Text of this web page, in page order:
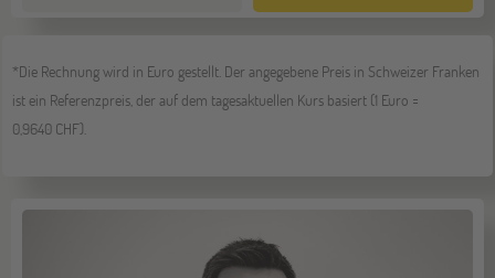
*Die Rechnung wird in Euro gestellt. Der angegebene Preis in Schweizer Franken
ist ein Referenzpreis, der auf dem tagesaktuellen Kurs basiert (1 Euro =
0,9640 CHF).